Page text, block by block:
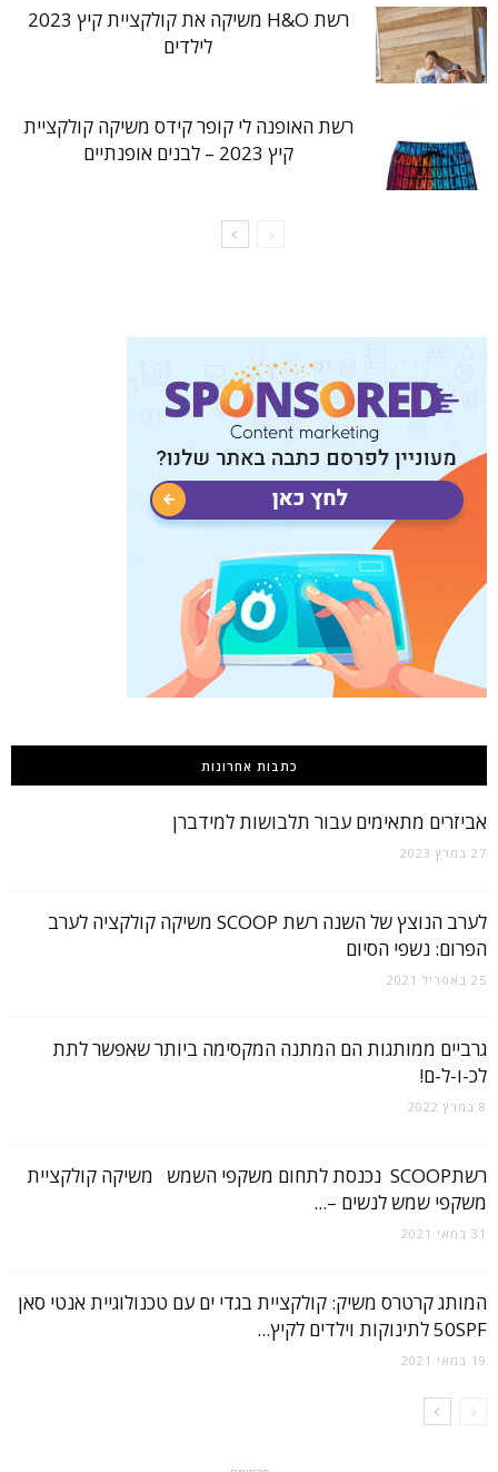
רשת H&O משיקה את קולקציית קיץ 2023
לילדים
רשת האופנה לי קופר קידס משיקה קולקציית
קיץ 2023 – לבנים אופנתיים
כתבות אחרונות
אביזרים מתאימים עבור תלבושות למידברן
27 במרץ 2023
לערב הנוצץ של השנה רשת SCOOP משיקה קולקציה לערב
הפרום: נשפי הסיום
25 באפריל 2021
גרביים ממותגות הם המתנה המקסימה ביותר שאפשר לתת
לכ-ו-ל-ם!
8 במרץ 2022
רשתSCOOP נכנסת לתחום משקפי השמש משיקה קולקציית
משקפי שמש לנשים –...
31 במאי 2021
המותג קרטרס משיק: קולקציית בגדי ים עם טכנולוגיית אנטי סאן
50SPF לתינוקות וילדים לקיץ...
19 במאי 2021